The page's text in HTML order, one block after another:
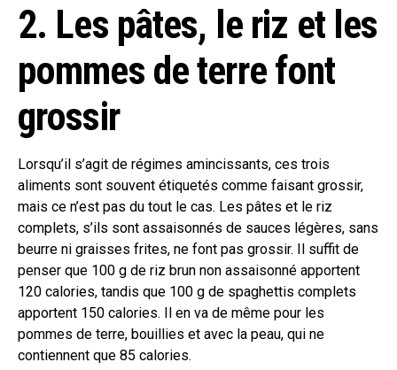
2. Les pâtes, le riz et les
pommes de terre font
grossir
Lorsqu’il s’agit de régimes amincissants, ces trois
aliments sont souvent étiquetés comme faisant grossir,
mais ce n’est pas du tout le cas. Les pâtes et le riz
complets, s’ils sont assaisonnés de sauces légères, sans
beurre ni graisses frites, ne font pas grossir. Il suffit de
penser que 100 g de riz brun non assaisonné apportent
120 calories, tandis que 100 g de spaghettis complets
apportent 150 calories. Il en va de même pour les
pommes de terre, bouillies et avec la peau, qui ne
contiennent que 85 calories.